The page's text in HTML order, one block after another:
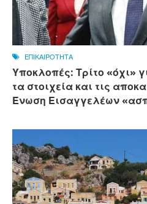
ΕΠΙΚΑΙΡΟΤΗΤΑ
Υποκλοπές: Τρίτο «όχι»
τα στοιχεία και τις
Ένωση Εισαγγελέων